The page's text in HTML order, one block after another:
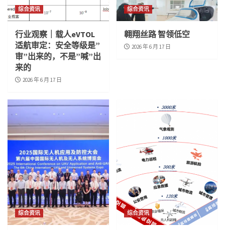
综合资讯
行业观察｜载人eVTOL
适航审定：安全等级是”
审”出来的，不是”喊”出
来的
2026 年 6 月 17 日
综合资讯
翱翔丝路 智领低空
2026 年 6 月 17 日
综合资讯 综合资讯